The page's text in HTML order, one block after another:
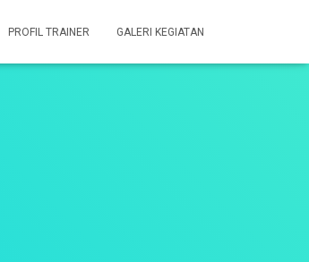
PROFIL TRAINER GALERI KEGIATAN